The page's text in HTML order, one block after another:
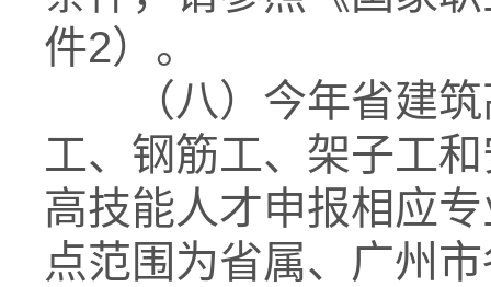
件2）。
（八）今年省建筑
工、钢筋工、架子工
高技能人才申报相应
点范围为省属、广州